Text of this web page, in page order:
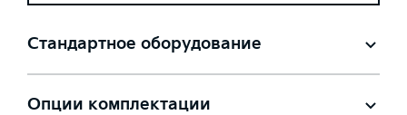
Стандартное оборудование
Опции комплектации